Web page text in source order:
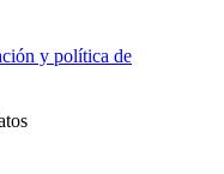
y política de